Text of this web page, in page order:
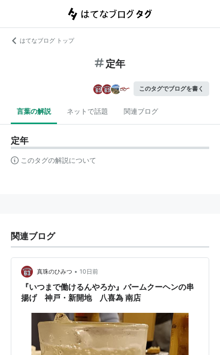
はてなブログ トップ
定年
このタグでブログを書く
言葉の解説 ネットで話題 関連ブログ
定年
このタグの解説について
関連ブログ
真珠のひみつ • 10日前
『いつまで働けるんやろか』バームクーヘンの串
揚げ 神戸・新開地 八喜為 南店